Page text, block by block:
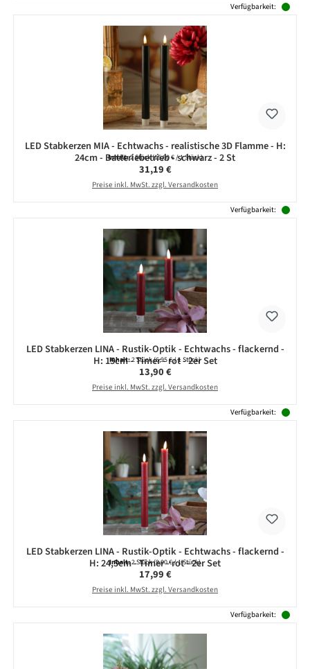
Verfügbarkeit:
LED Stabkerzen MIA - Echtwachs - realistische 3D Flamme - H:
24cm - Batteriebetrieb - schwarz - 2 St
Inhalt:2 Stück(15,60 € / 1 Stück)
Regulärer Preis:
31,19 €
Preise inkl. MwSt. zzgl. Versandkosten
Verfügbarkeit:
LED Stabkerzen LINA - Rustik-Optik - Echtwachs - flackernd -
H: 15cm - Timer - rot - 2er Set
Inhalt:2 Stück(6,95 € / 1 Stück)
Regulärer Preis:
13,90 €
Preise inkl. MwSt. zzgl. Versandkosten
Verfügbarkeit:
LED Stabkerzen LINA - Rustik-Optik - Echtwachs - flackernd -
H: 24,5cm - Timer - rot - 2er Set
Inhalt:2 Stück(9,00 € / 1 Stück)
Regulärer Preis:
17,99 €
Preise inkl. MwSt. zzgl. Versandkosten
Verfügbarkeit: